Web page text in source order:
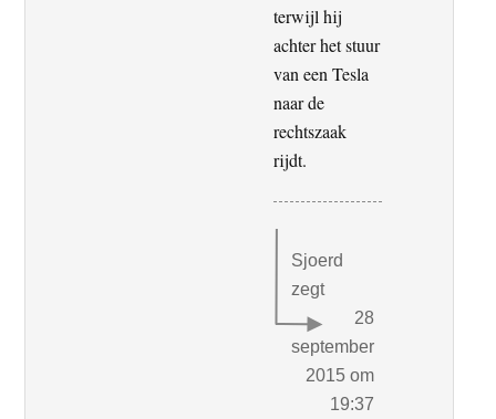
terwijl hij
achter het stuur
van een Tesla
naar de
rechtszaak
rijdt.
Sjoerd
zegt
28
september
2015 om
19:37